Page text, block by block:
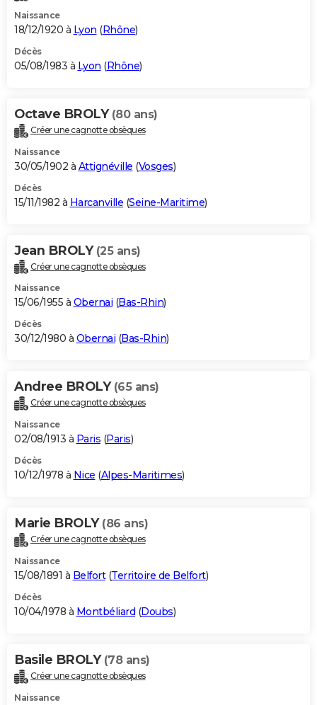
Naissance
18/12/1920 à Lyon (Rhône)
Décès
05/08/1983 à Lyon (Rhône)
Octave BROLY (80 ans)
Créer une cagnotte obsèques
Naissance
30/05/1902 à Attignéville (Vosges)
Décès
15/11/1982 à Harcanville (Seine-Maritime)
Jean BROLY (25 ans)
Créer une cagnotte obsèques
Naissance
15/06/1955 à Obernai (Bas-Rhin)
Décès
30/12/1980 à Obernai (Bas-Rhin)
Andree BROLY (65 ans)
Créer une cagnotte obsèques
Naissance
02/08/1913 à Paris (Paris)
Décès
10/12/1978 à Nice (Alpes-Maritimes)
Marie BROLY (86 ans)
Créer une cagnotte obsèques
Naissance
15/08/1891 à Belfort(Territoire de Belfort)
Décès
10/04/1978 à Montbéliard (Doubs)
Basile BROLY (78 ans)
Créer une cagnotte obsèques
Naissance